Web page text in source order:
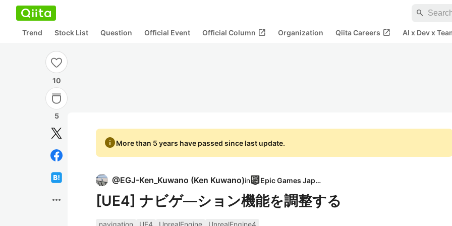
search
Trend Stock List Question Official Event Official Column open_in_new Organization Qiita Careers open_in_new AI x Dev x
10
5
more_horiz
infoMore than 5 years have passed since last update.
@EGJ-Ken_Kuwano (Ken Kuwano)in Epic Games Japan
[UE4] ナビゲ―ション機能を調整する
navigation UE4 UnrealEngine
UnrealEngine4